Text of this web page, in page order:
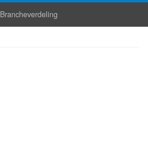
Brancheverdeling